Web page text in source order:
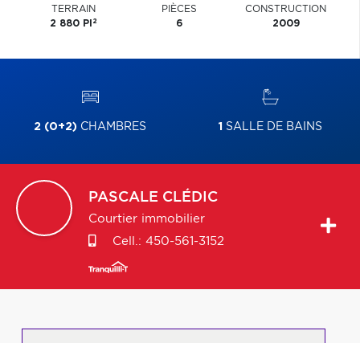
TERRAIN
2 880 PI 2
PIÈCES
6
CONSTRUCTION
2009
2 (0+2) CHAMBRES 1 SALLE DE BAINS
PASCALE CLÉDIC
Courtier immobilier
Cell.: 450-561-3152